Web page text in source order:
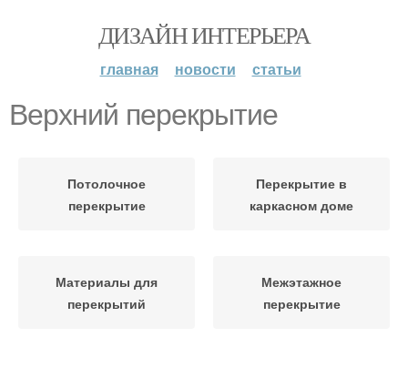
ДИЗАЙН ИНТЕРЬЕРА
главная новости статьи
Верхний перекрытие
Потолочное
перекрытие
Перекрытие в
каркасном доме
Материалы для
перекрытий
Межэтажное
перекрытие